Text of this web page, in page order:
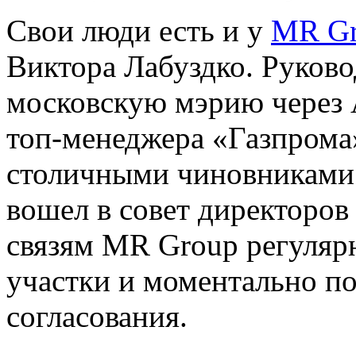
Свои люди есть и у MR
Виктора Лабуздко.
московскую мэрию через
топ-менеджера
столичными
вошел в совет
связям MR Group
участки и моментально
согласования.